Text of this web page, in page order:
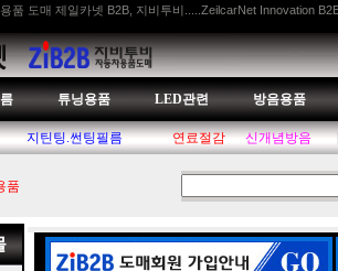
품 도매 제일카넷 B2B, 지비투비.....ZeilcarNet Innovation
튜닝용품 LED관련 방음용품
지틴팅.썬팅필름 연료절감 신개념방음
품